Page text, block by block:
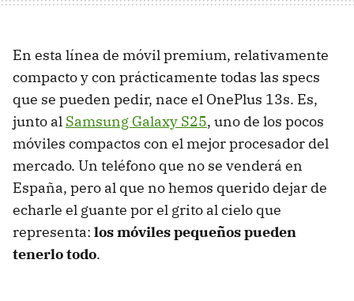
En esta línea de móvil premium, relativamente
compacto y con prácticamente todas las specs
que se pueden pedir, nace el OnePlus 13s. Es,
junto al Samsung Galaxy S25, uno de los pocos
móviles compactos con el mejor procesador del
mercado. Un teléfono que no se venderá en
España, pero al que no hemos querido dejar de
echarle el guante por el grito al cielo que
representa: los móviles pequeños pueden
tenerlo todo.